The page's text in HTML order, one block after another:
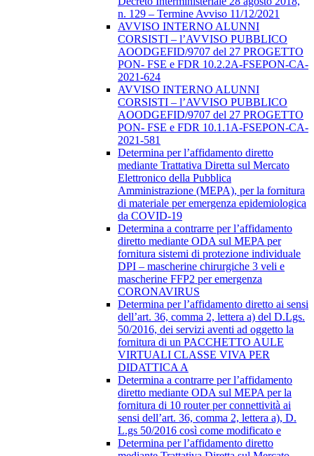
n. 129 – Termine Avviso 11/12/2021
AVVISO INTERNO ALUNNI
CORSISTI – l’AVVISO PUBBLICO
AOODGEFID/9707 del 27 PROGETTO
PON- FSE e FDR 10.2.2A-FSEPON-CA-
2021-624
AVVISO INTERNO ALUNNI
CORSISTI – l’AVVISO PUBBLICO
AOODGEFID/9707 del 27 PROGETTO
PON- FSE e FDR 10.1.1A-FSEPON-CA-
2021-581
Determina per l’affidamento diretto
mediante Trattativa Diretta sul Mercato
Elettronico della Pubblica
Amministrazione (MEPA), per la fornitura
di materiale per emergenza epidemiologica
da COVID-19
Determina a contrarre per l’affidamento
diretto mediante ODA sul MEPA per
fornitura sistemi di protezione individuale
DPI – mascherine chirurgiche 3 veli e
mascherine FFP2 per emergenza
CORONAVIRUS
Determina per l’affidamento diretto ai sensi
dell’art. 36, comma 2, lettera a) del D.Lgs.
50/2016, dei servizi aventi ad oggetto la
fornitura di un PACCHETTO AULE
VIRTUALI CLASSE VIVA PER
DIDATTICA A
Determina a contrarre per l’affidamento
diretto mediante ODA sul MEPA per la
fornitura di 10 router per connettività ai
sensi dell’art. 36, comma 2, lettera a), D.
L.gs 50/2016 così come modificato e
Determina per l’affidamento diretto